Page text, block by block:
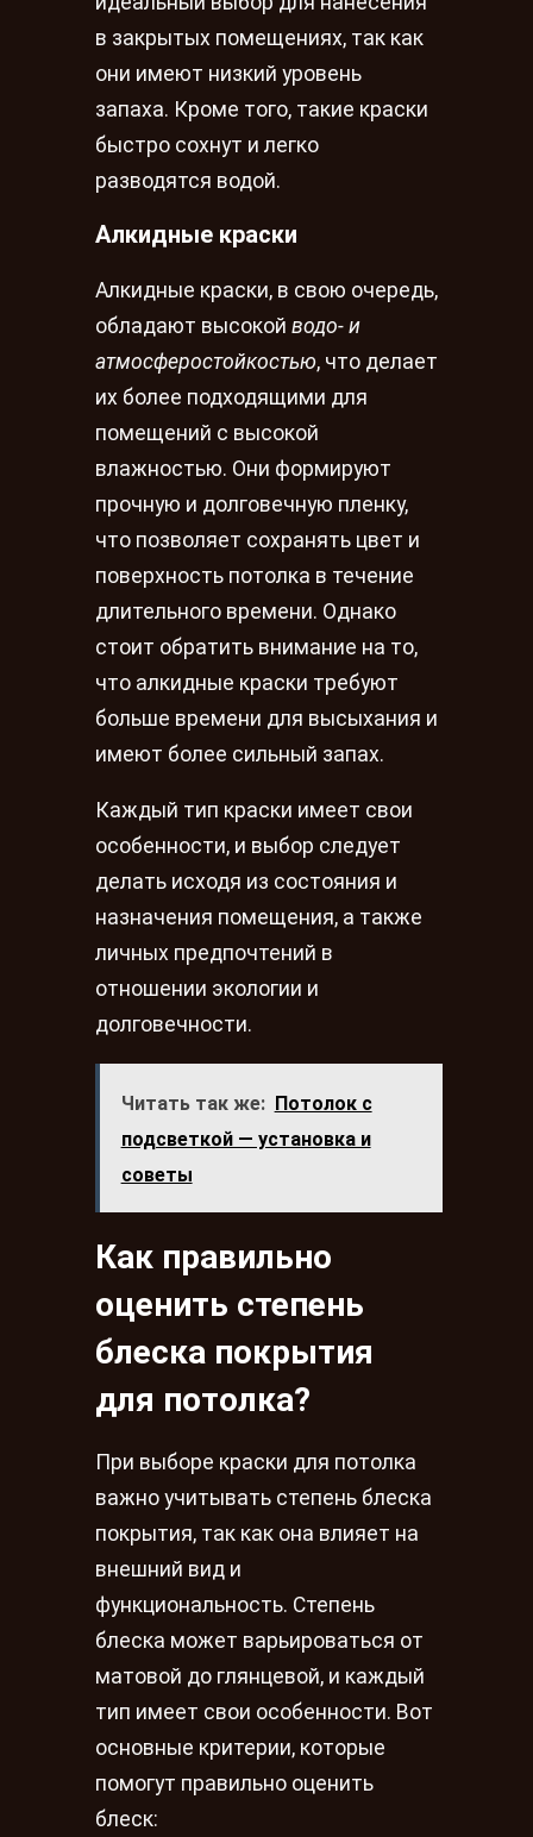
в закрытых помещениях, так как
они имеют низкий уровень
запаха. Кроме того, такие краски
быстро сохнут и легко
разводятся водой.
Алкидные краски
Алкидные краски, в свою очередь,
обладают высокой водо- и
атмосферостойкостью, что делает
их более подходящими для
помещений с высокой
влажностью. Они формируют
прочную и долговечную пленку,
что позволяет сохранять цвет и
поверхность потолка в течение
длительного времени. Однако
стоит обратить внимание на то,
что алкидные краски требуют
больше времени для высыхания и
имеют более сильный запах.
Каждый тип краски имеет свои
особенности, и выбор следует
делать исходя из состояния и
назначения помещения, а также
личных предпочтений в
отношении экологии и
долговечности.
Читать так же: Потолок с
подсветкой — установка и
советы
Как правильно
оценить степень
блеска покрытия
для потолка?
При выборе краски для потолка
важно учитывать степень блеска
покрытия, так как она влияет на
внешний вид и
функциональность. Степень
блеска может варьироваться от
матовой до глянцевой, и каждый
тип имеет свои особенности. Вот
основные критерии, которые
помогут правильно оценить
блеск: